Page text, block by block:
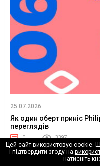
25.07.2026
Як один оберт приніс
переглядів
0 3397
Цей сайт використовує cookie.
і підтвердити згоду на
натисніть